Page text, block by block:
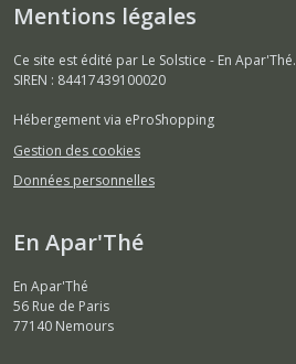
Mentions légales
Ce site est édité par Le Solstice - En Apar'Thé.
SIREN : 84417439100020
Hébergement via eProShopping
Gestion des cookies
Données personnelles
En Apar'Thé
En Apar'Thé
56 Rue de Paris
77140 Nemours